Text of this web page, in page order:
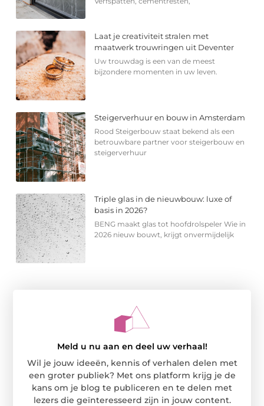
Laat je creativiteit stralen met
maatwerk trouwringen uit Deventer
Uw trouwdag is een van de meest
bijzondere momenten in uw leven.
Steigerverhuur en bouw in Amsterdam
Rood Steigerbouw staat bekend als een
betrouwbare partner voor steigerbouw en
steigerverhuur
Triple glas in de nieuwbouw: luxe of
basis in 2026?
BENG maakt glas tot hoofdrolspeler Wie in
2026 nieuw bouwt, krijgt onvermijdelijk
Meld u nu aan en deel uw verhaal!
Wil je jouw ideeën, kennis of verhalen delen met
een groter publiek? Met ons platform krijg je de
kans om je blog te publiceren en te delen met
lezers die geïnteresseerd zijn in jouw content.